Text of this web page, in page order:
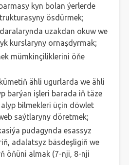
kyn bolan ýerlerde
ösdürmek;
uzakdan okuw we
kurslaryny ornaşdyrmak;
mümkinçiliklerini öňe
ähli ugurlarda we ähli
barýan işleri barada iň täze
bilmekleri üçin döwlet
saýtlaryny döretmek;
pudagynda esassyz
adalatsyz bäsdeşligiň we
öňüni almak (7-nji, 8-nji